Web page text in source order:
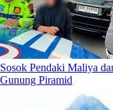
Sosok Pendaki Maliya
Gunung Piramid